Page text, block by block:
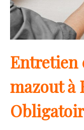
Entretien
mazout à